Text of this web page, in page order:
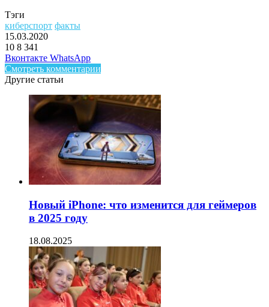
Тэги
киберспорт факты
15.03.2020
10 8 341
Facebook
Twitter
LinkedIn
Вконтакте WhatsAppTelegram
Смотреть комментарии
Другие статьи
Новый iPhone: что изменится для геймеров
в 2025 году
18.08.2025